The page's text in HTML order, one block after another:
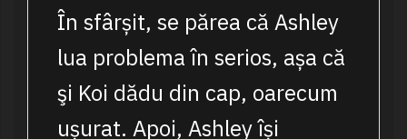
În sfârșit, se părea că Ashley
lua problema în serios, așa că
şi Koi dădu din cap, oarecum
ușurat. Apoi, Ashley își